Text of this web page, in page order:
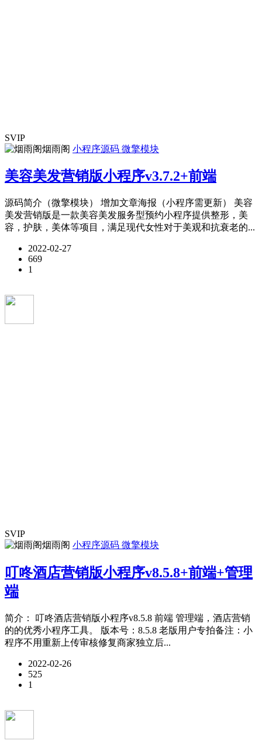
SVIP
烟雨阁 小程序源码 微擎模块
美容美发营销版小程序v3.7.2+前端
源码简介（微擎模块） 增加文章海报（小程序需更新） 美容
美发营销版是一款美容美发服务型预约小程序提供整形，美
容，护肤，美体等项目，满足现代女性对于美观和抗衰老的...
2022-02-27
669
1
SVIP
烟雨阁 小程序源码 微擎模块
叮咚酒店营销版小程序v8.5.8+前端+管理
端
简介： 叮咚酒店营销版小程序v8.5.8 前端 管理端，酒店营销
的的优秀小程序工具。 版本号：8.5.8 老版用户专拍备注：小
程序不用重新上传审核修复商家独立后...
2022-02-26
525
1